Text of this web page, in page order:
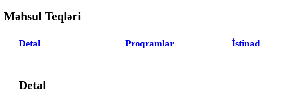
Məhsul Teqləri
Detal Proqramlar İstinad
Detal